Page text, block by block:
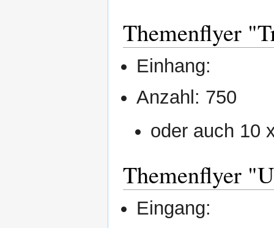
Themenflyer
Einhang:
Anzahl: 750
oder auch 10
Themenflyer
Eingang: